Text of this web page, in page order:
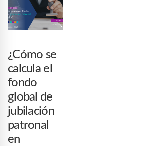
¿Cómo se
calcula el
fondo
global de
jubilación
patronal
en